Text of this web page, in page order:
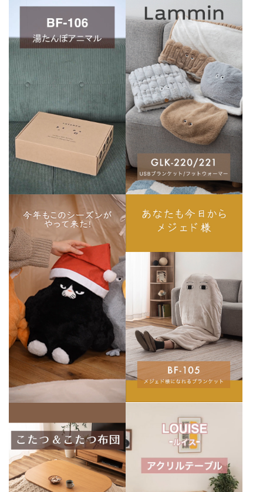
大口注文窓口
お問い合わせ